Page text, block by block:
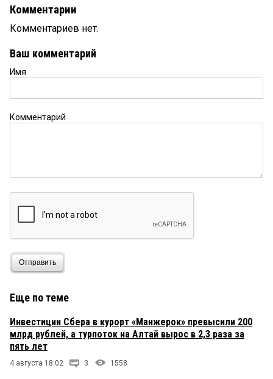
Комментарии
Комментариев нет.
Ваш комментарий
Имя
Комментарий
Отправить
Еще по теме
Инвестиции Сбера в курорт «Манжерок» превысили 200
млрд рублей, а турпоток на Алтай вырос в 2,3 раза за
пять лет
4 августа 18:02 3 1558